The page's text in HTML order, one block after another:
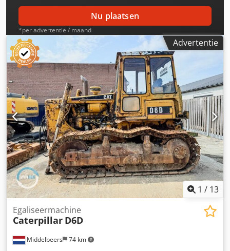
Nu plaatsen
*per advertentie / maand
Advertentie
1 / 13
Middelbeers 74 km
Egaliseermachine
Caterpillar D6D